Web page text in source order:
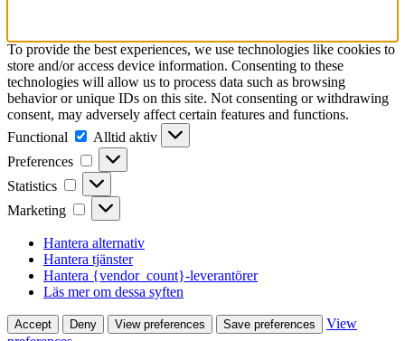
To provide the best experiences, we use technologies like cookies to
store and/or access device information. Consenting to these
technologies will allow us to process data such as browsing
behavior or unique IDs on this site. Not consenting or withdrawing
consent, may adversely affect certain features and functions.
Functional
Functional
Alltid aktiv
Preferences
Preferences
Statistics Statistics
Marketing Marketing
Hantera alternativ
Hantera tjänster
Hantera {vendor_count}-leverantörer
Läs mer om dessa syften
Accept Deny View preferences Save preferences
View